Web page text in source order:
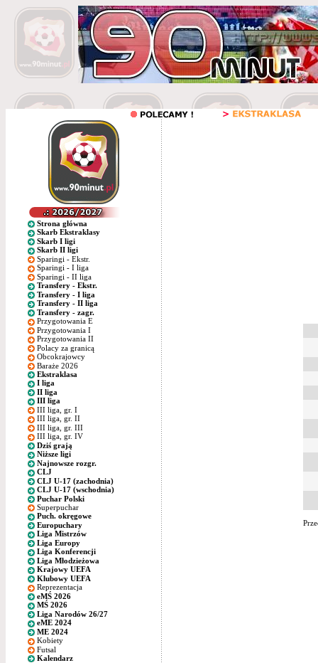
Strona główna
Skarb Ekstraklasy
Skarb I ligi
Skarb II ligi
Sparingi - Ekstr.
Sparingi - I liga
Sparingi - II liga
Transfery - Ekstr.
Transfery - I liga
Transfery - II liga
Transfery - zagr.
Przygotowania E
Przygotowania I
Przygotowania II
Polacy za granicą
Obcokrajowcy
Baraże 2026
Ekstraklasa
I liga
II liga
III liga
III liga, gr. I
III liga, gr. II
III liga, gr. III
III liga, gr. IV
Dziś grają
Niższe ligi
Najnowsze rozgr.
CLJ
CLJ U-17 (zachodnia)
CLJ U-17 (wschodnia)
Puchar Polski
Superpuchar
Puch. okręgowe
Europuchary
Liga Mistrzów
Liga Europy
Liga Konferencji
Liga Młodzieżowa
Krajowy UEFA
Klubowy UEFA
Reprezentacja
eMŚ 2026
MŚ 2026
Liga Narodów 26/27
eME 2024
ME 2024
Kobiety
Futsal
Kalendarz